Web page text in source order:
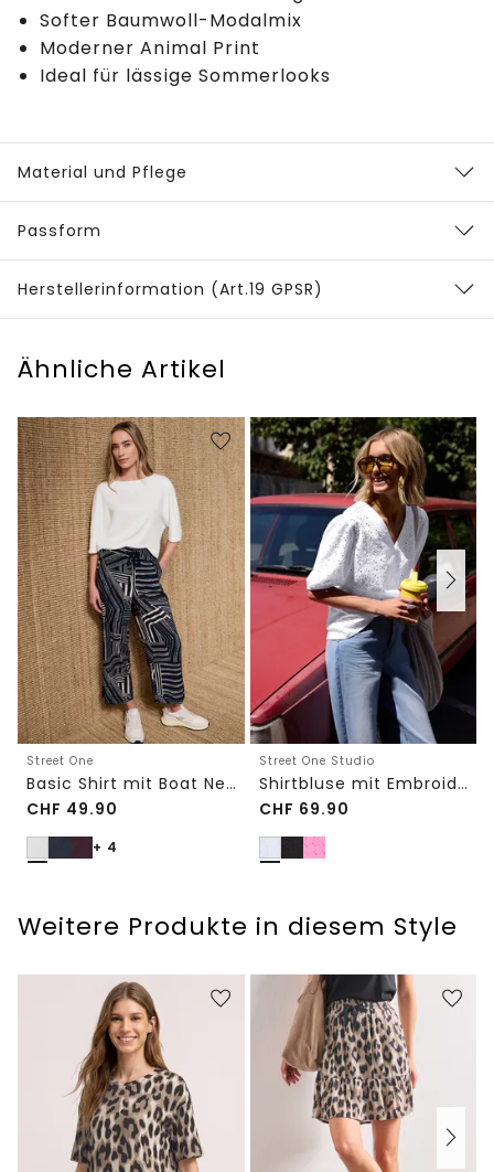
Softer Baumwoll-Modalmix
Moderner Animal Print
Ideal für lässige Sommerlooks
Material und Pflege
Passform
Herstellerinformation (Art.19 GPSR)
Ähnliche Artikel
Street One
Basic Shirt mit Boat Neck und Elastikbund
CHF 49.90
+ 4
Street One Studio
Shirtbluse mit Embroidery-Front
CHF 69.90
Weitere Produkte in diesem Style